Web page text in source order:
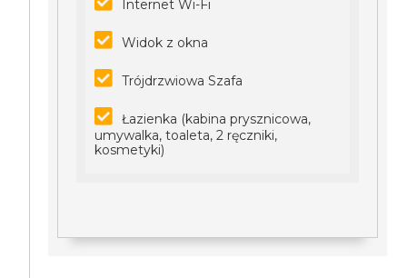
Internet Wi-Fi
Widok z okna
Trójdrzwiowa Szafa
Łazienka (kabina prysznicowa,
umywalka, toaleta, 2 ręczniki,
kosmetyki)